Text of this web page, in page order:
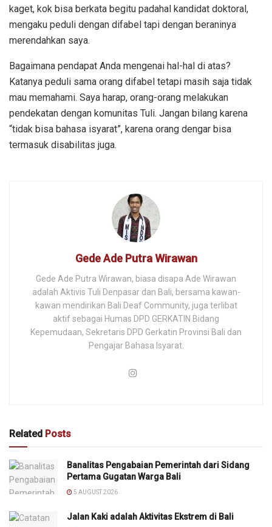
kaget, kok bisa berkata begitu padahal kandidat doktoral,
mengaku peduli dengan difabel tapi dengan beraninya
merendahkan saya.
Bagaimana pendapat Anda mengenai hal-hal di atas?
Katanya peduli sama orang difabel tetapi masih saja tidak
mau memahami. Saya harap, orang-orang melakukan
pendekatan dengan komunitas Tuli. Jangan bilang karena
“tidak bisa bahasa isyarat”, karena orang dengar bisa
termasuk disabilitas juga.
Gede Ade Putra Wirawan
Gede Ade Putra Wirawan, biasa disapa Ade Wirawan
adalah Aktivis Tuli Denpasar dan Bali, bersama kawan-
kawan mendirikan Bali Deaf Community, juga terlibat
aktif sebagai Humas DPD GERKATIN Bidang
Kepemudaan, Sekretaris DPD Gerkatin Provinsi Bali dan
Pengajar Bahasa Isyarat.
Related Posts
Banalitas Pengabaian Pemerintah dari Sidang
Pertama Gugatan Warga Bali
5 AUGUST 2026
Jalan Kaki adalah Aktivitas Ekstrem di Bali